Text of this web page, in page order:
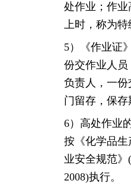
处作业；作业
上时，称为特
5）《作业证
份交作业人
负责人，一
门留存，保存
6）高处作业
按《化学品
业安全规范
2008)执行。